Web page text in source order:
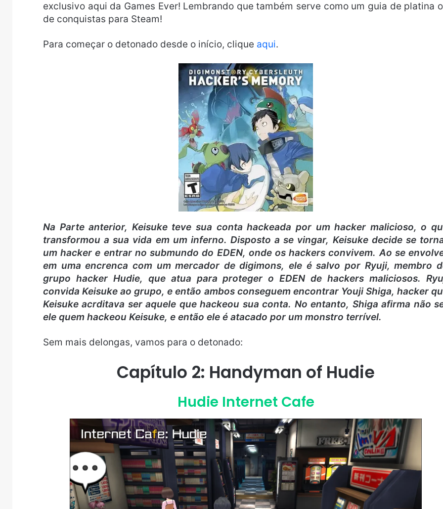
exclusivo aqui da Games Ever! Lembrando que também serve como um guia de platina
de conquistas para Steam!
Para começar o detonado desde o início, clique aqui.
Na Parte anterior, Keisuke teve sua conta hackeada por um hacker malicioso, o
transformou a sua vida em um inferno. Disposto a se vingar, Keisuke decide se
um hacker e entrar no submundo do EDEN, onde os hackers convivem. Ao se
em uma encrenca com um mercador de digimons, ele é salvo por Ryuji, membro
grupo hacker Hudie, que atua para proteger o EDEN de hackers maliciosos.
convida Keisuke ao grupo, e então ambos conseguem encontrar Youji Shiga, hacker
Keisuke acrditava ser aquele que hackeou sua conta. No entanto, Shiga afirma não
ele quem hackeou Keisuke, e então ele é atacado por um monstro terrível.
Sem mais delongas, vamos para o detonado:
Capítulo 2: Handyman of Hudie
Hudie Internet Cafe